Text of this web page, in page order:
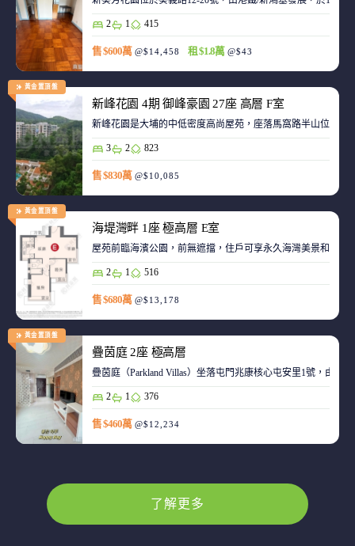
2 1 415
售 $600萬 @$14,458 租 $1.8萬 @$43
黃金置頂盤
新峰花園 4期 御峰豪園 27座 高層 F室
新峰花園是大埔的中低密度高尚屋苑，座落馬窩路半山位置
3 2 823
售 $830萬 @$10,085
黃金置頂盤
海堤灣畔 1座 極高層 E室
屋苑前臨海濱公園，前無遮擋，住戶可享永久海灣美景和赤
2 1 516
售 $680萬 @$13,178
黃金置頂盤
疊茵庭 2座 極高層
疊茵庭（Parkland Villas）坐落屯門兆康核心屯安里1號，由
2 1 376
售 $460萬 @$12,234
了解更多